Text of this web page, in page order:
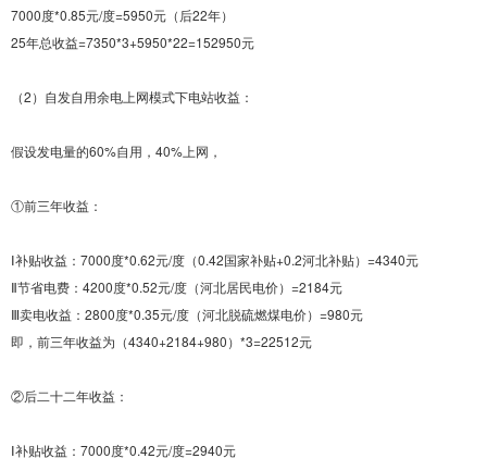
7000度*0.85元/度=5950元（后22年）
25年总收益=7350*3+5950*22=152950元
（2）自发自用余电上网模式下电站收益：
假设发电量的60%自用，40%上网，
①前三年收益：
Ⅰ补贴收益：7000度*0.62元/度（0.42国家补贴+0.2河北补贴）=4340元
Ⅱ节省电费：4200度*0.52元/度（河北居民电价）=2184元
Ⅲ卖电收益：2800度*0.35元/度（河北脱硫燃煤电价）=980元
即，前三年收益为（4340+2184+980）*3=22512元
②后二十二年收益：
Ⅰ补贴收益：7000度*0.42元/度=2940元